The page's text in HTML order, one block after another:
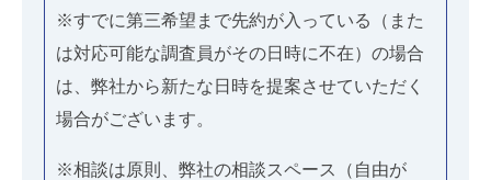
※すでに第三希望まで先約が入っている（また
は対応可能な調査員がその日時に不在）の場合
は、弊社から新たな日時を提案させていただく
場合がございます。
※相談は原則、弊社の相談スペース（自由が